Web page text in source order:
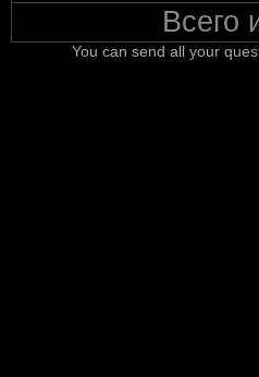
Всего
You can send all your